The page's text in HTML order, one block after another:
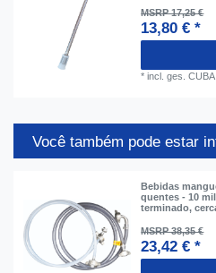
MSRP 17,25 €
13,80 € *
*incl. ges. CUBA.
Você também pode estar
Bebidas
quentes - 10
terminado,
MSRP 38,35 €
23,42 € *